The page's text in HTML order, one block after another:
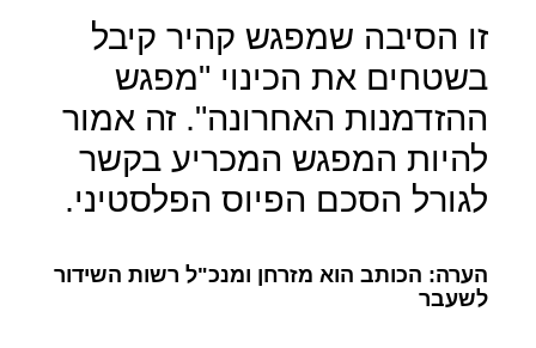
זו הסיבה שמפגש קהיר קיבל
בשטחים את הכינוי "מפגש
ההזדמנות האחרונה". זה אמור
להיות המפגש המכריע בקשר
לגורל הסכם הפיוס הפלסטיני.
הערה: הכותב הוא מזרחן ומנכ"ל רשות השידור
לשעבר